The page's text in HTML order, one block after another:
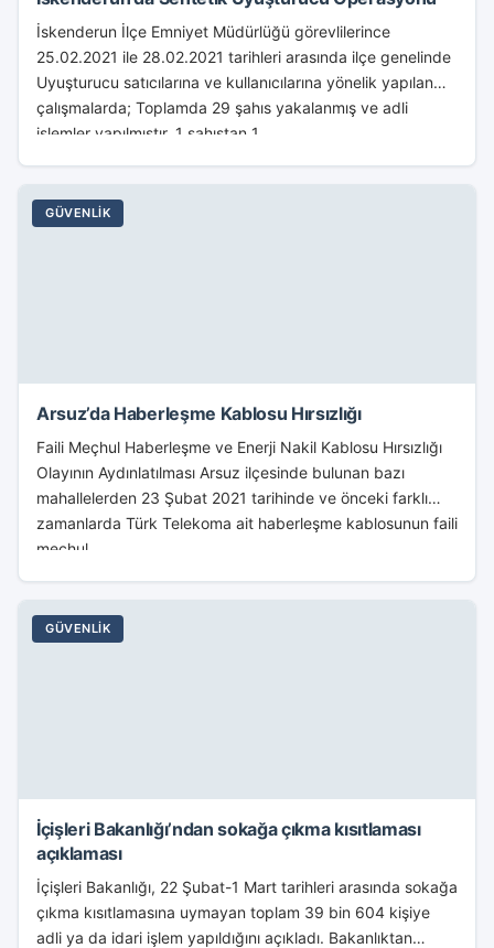
İskenderun İlçe Emniyet Müdürlüğü görevlilerince
25.02.2021 ile 28.02.2021 tarihleri arasında ilçe genelinde
Uyuşturucu satıcılarına ve kullanıcılarına yönelik yapılan
çalışmalarda; Toplamda 29 şahıs yakalanmış ve adli
işlemler yapılmıştır. 1 şahıstan 1...
GÜVENLIK
Arsuz’da Haberleşme Kablosu Hırsızlığı
Faili Meçhul Haberleşme ve Enerji Nakil Kablosu Hırsızlığı
Olayının Aydınlatılması Arsuz ilçesinde bulunan bazı
mahallelerden 23 Şubat 2021 tarihinde ve önceki farklı
zamanlarda Türk Telekoma ait haberleşme kablosunun faili
meçhul...
GÜVENLIK
İçişleri Bakanlığı’ndan sokağa çıkma kısıtlaması
açıklaması
İçişleri Bakanlığı, 22 Şubat-1 Mart tarihleri arasında sokağa
çıkma kısıtlamasına uymayan toplam 39 bin 604 kişiye
adli ya da idari işlem yapıldığını açıkladı. Bakanlıktan